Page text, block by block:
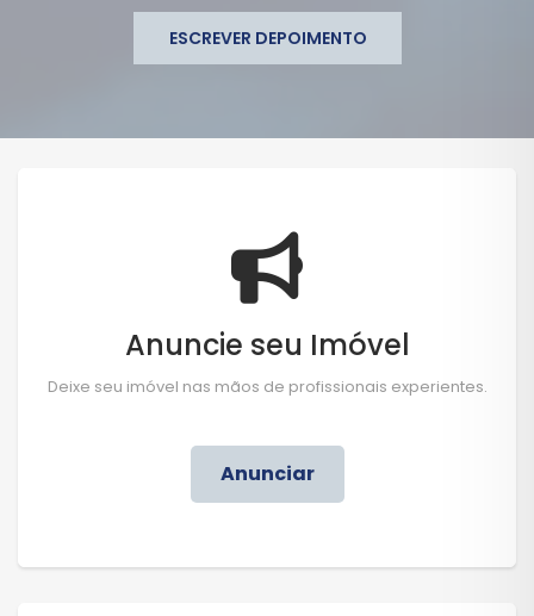
ESCREVER DEPOIMENTO
Anuncie seu Imóvel
Deixe seu imóvel nas mãos de profissionais experientes.
Anunciar